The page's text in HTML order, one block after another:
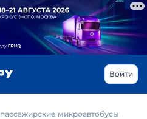
Войти
пассажирские микроавтобусы